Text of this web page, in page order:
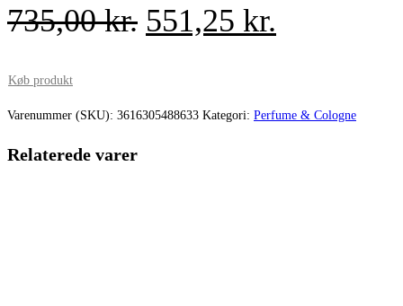
735,00kr. Den
var:
551,25 kr.
er:
Køb produkt
Varenummer (SKU): 3616305488633 Kategori: Perfume & Cologne
Relaterede varer